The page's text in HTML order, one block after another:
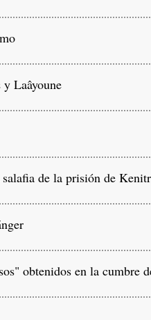
Laâyoune
de la prisión de
obtenidos en la cumbre